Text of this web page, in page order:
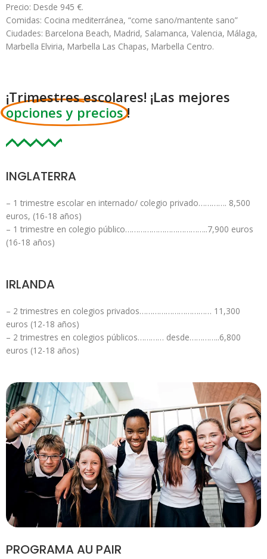
Precio: Desde 945 €.
Comidas: Cocina mediterránea, “come sano/mantente sano”
Ciudades: Barcelona Beach, Madrid, Salamanca, Valencia, Málaga,
Marbella Elviria, Marbella Las Chapas, Marbella Centro.
¡Trimestres escolares! ¡Las mejores
opciones y precios !
INGLATERRA
– 1 trimestre escolar en internado/ colegio privado…………. 8,500
euros, (16-18 años)
– 1 trimestre en colegio público………………………………..7,900 euros
(16-18 años)
IRLANDA
– 2 trimestres en colegios privados…………………………… 11,300
euros (12-18 años)
– 2 trimestres en colegios públicos………… desde…………..6,800
euros (12-18 años)
PROGRAMA AU PAIR